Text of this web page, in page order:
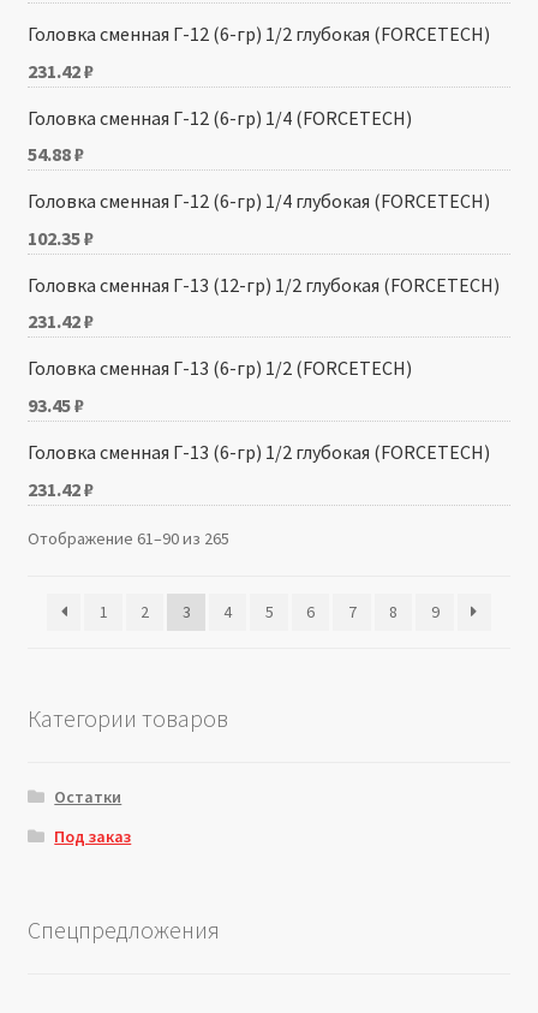
Головка сменная Г-12 (6-гр) 1/2 глубокая (FORCETECH)
231.42₽
Головка сменная Г-12 (6-гр) 1/4 (FORCETECH)
54.88₽
Головка сменная Г-12 (6-гр) 1/4 глубокая (FORCETECH)
102.35₽
Головка сменная Г-13 (12-гр) 1/2 глубокая (FORCETECH)
231.42₽
Головка сменная Г-13 (6-гр) 1/2 (FORCETECH)
93.45₽
Головка сменная Г-13 (6-гр) 1/2 глубокая (FORCETECH)
231.42₽
Отображение 61–90 из 265
1 2 3 4 5 6 7 8 9
Категории товаров
Остатки
Под заказ
Спецпредложения